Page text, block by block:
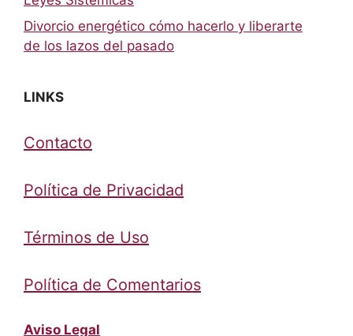
Divorcio energético cómo hacerlo y liberarte
de los lazos del pasado
LINKS
Contacto
Política de Privacidad
Términos de Uso
Política de Comentarios
Aviso Legal